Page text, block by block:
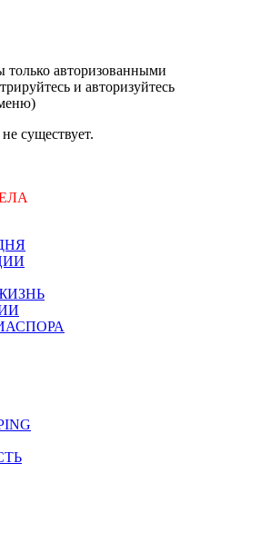
только авторизованными
и авторизуйтесь
существует.